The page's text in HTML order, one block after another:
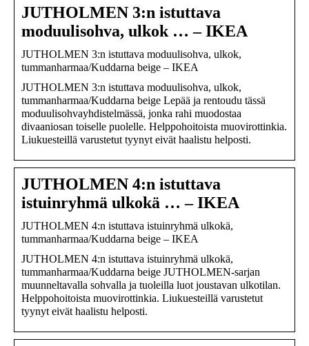
JUTHOLMEN 3:n istuttava
moduulisohva, ulkok … – IKEA
JUTHOLMEN 3:n istuttava moduulisohva, ulkok,
tummanharmaa/Kuddarna beige – IKEA
JUTHOLMEN 3:n istuttava moduulisohva, ulkok,
tummanharmaa/Kuddarna beige Lepää ja rentoudu tässä
moduulisohvayhdistelmässä, jonka rahi muodostaa
divaaniosan toiselle puolelle. Helppohoitoista muovirottinkia.
Liukuesteillä varustetut tyynyt eivät haalistu helposti.
JUTHOLMEN 4:n istuttava
istuinryhmä ulkokä … – IKEA
JUTHOLMEN 4:n istuttava istuinryhmä ulkokä,
tummanharmaa/Kuddarna beige – IKEA
JUTHOLMEN 4:n istuttava istuinryhmä ulkokä,
tummanharmaa/Kuddarna beige JUTHOLMEN-sarjan
muunneltavalla sohvalla ja tuoleilla luot joustavan ulkotilan.
Helppohoitoista muovirottinkia. Liukuesteillä varustetut
tyynyt eivät haalistu helposti.